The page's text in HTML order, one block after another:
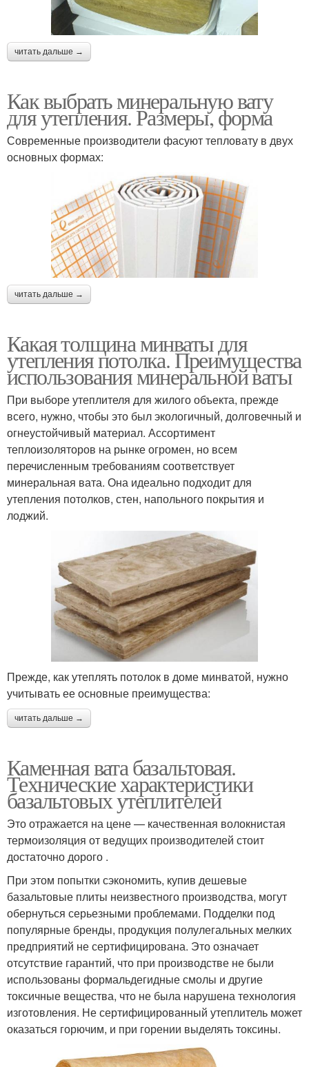
читать дальше →
Как выбрать минеральную вату
для утепления. Размеры, форма
Современные производители фасуют тепловату в двух
основных формах:
читать дальше →
Какая толщина минваты для
утепления потолка. Преимущества
использования минеральной ваты
При выборе утеплителя для жилого объекта, прежде
всего, нужно, чтобы это был экологичный, долговечный и
огнеустойчивый материал. Ассортимент
теплоизоляторов на рынке огромен, но всем
перечисленным требованиям соответствует
минеральная вата. Она идеально подходит для
утепления потолков, стен, напольного покрытия и
лоджий.
Прежде, как утеплять потолок в доме минватой, нужно
учитывать ее основные преимущества:
читать дальше →
Каменная вата базальтовая.
Технические характеристики
базальтовых утеплителей
Это отражается на цене — качественная волокнистая
термоизоляция от ведущих производителей стоит
достаточно дорого .
При этом попытки сэкономить, купив дешевые
базальтовые плиты неизвестного производства, могут
обернуться серьезными проблемами. Подделки под
популярные бренды, продукция полулегальных мелких
предприятий не сертифицирована. Это означает
отсутствие гарантий, что при производстве не были
использованы формальдегидные смолы и другие
токсичные вещества, что не была нарушена технология
изготовления. Не сертифицированный утеплитель может
оказаться горючим, и при горении выделять токсины.